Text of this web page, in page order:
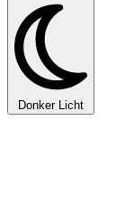
Donker Licht